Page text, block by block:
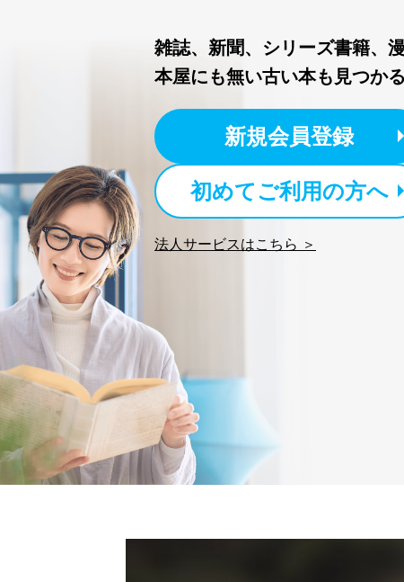
東京都渋谷区南平台町16-11
株式会社富士山マガジンサー
代表取締役会長 西野 伸一郎
２．利用目的
当社が取り扱う開示対象個
No
個人情報の
3
6
パートナー（提携企業）
SNS公式アカウントに登
雑誌、新聞、シリーズ書籍、
本屋にも無い古い本も見つかる
新規会員登録
初めてご利用の方へ
法人サービスはこちら ＞